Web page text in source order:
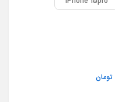
تومان